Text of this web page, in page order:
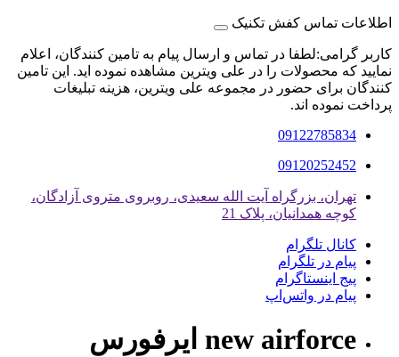
اطلاعات تماس کفش تکنیک
کاربر گرامی:لطفا در تماس و ارسال پیام به تامین کنندگان، اعلام
نمایید که محصولات را در علی ویترین مشاهده نموده اید. این تامین
کنندگان برای حضور در مجموعه علی ویترین، هزینه تبلیغات
پرداخت نموده اند.
09122785834
09120252452
تهران، بزرگراه آیت الله سعیدی، روبروی متروی آزادگان،
کوچه همدانیان، پلاک 21
کانال تلگرام
پیام در تلگرام
پیج اینستاگرام
پیام در واتس‌اپ
new airforce ایرفورس